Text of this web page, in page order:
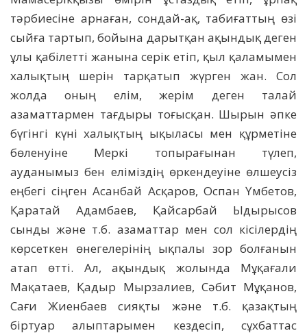
тәрбиесіне арнаған, сондай-ақ, табиғаттың өзі
сыйға тартып, бойына дарытқан ақындық деген
ұлы қабілетті жанына серік етіп, қыл қаламымен
халықтың шерін тарқатып жүрген жан. Сол
жолда оның елім, жерім деген талай
азаматтармен тағдыры тоғысқан. Шырын әпке
бүгінгі күні халықтың ықыласы мен құрметіне
бөленуіне Меркі топырағынан түлеп,
ауданымыз бен еліміздің өркендеуіне өлшеусіз
еңбегі сіңген Асанбай Асқаров, Оспан Үмбетов,
Қаратай Адамбаев, Қайсарбай Ыдырысов
сынды және т.б. азаматтар мен сол кісілердің
көрсеткен өнегелерінің ықпалы зор болғанын
атап өтті. Ал, ақындық жолында Мұқағали
Мақатаев, Қадыр Мырзалиев, Сәбит Мұқанов,
Сағи Жиенбаев сияқты және т.б. қазақтың
біртуар алыптарымен кездесіп, сұхбаттас